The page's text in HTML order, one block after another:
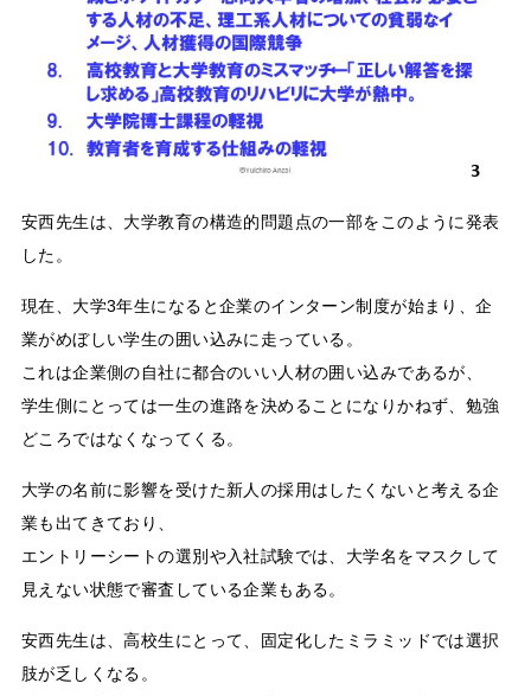
安西先生は、大学教育の構造的問題点の一部をこのように発表
した。
現在、大学3年生になると企業のインターン制度が始まり、企
業がめぼしい学生の囲い込みに走っている。
これは企業側の自社に都合のいい人材の囲い込みであるが、
学生側にとっては一生の進路を決めることになりかねず、勉強
どころではなくなってくる。
大学の名前に影響を受けた新人の採用はしたくないと考える企
業も出てきており、
エントリーシートの選別や入社試験では、大学名をマスクして
見えない状態で審査している企業もある。
安西先生は、高校生にとって、固定化したミラミッドでは選択
肢が乏しくなる。